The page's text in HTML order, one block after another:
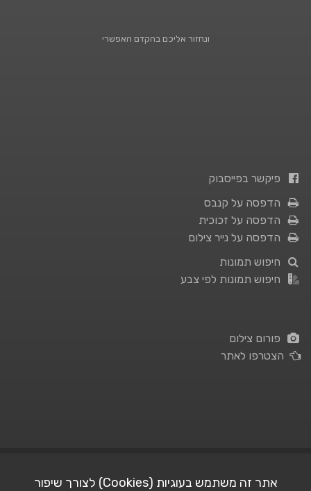
ונחזור אליכם בהקדם האפשרי
פיקשר בפייסבוק
הדפסה על קנבס
הדפסה על זכוכית
הדפסה על נייר צילום
חיפוש תמונות
חיפוש תמונות לפי צבע
פורום צילום
הצטרפו לאתר
אתר זה משתמש בעוגיות (Cookies) לצורך שיפור